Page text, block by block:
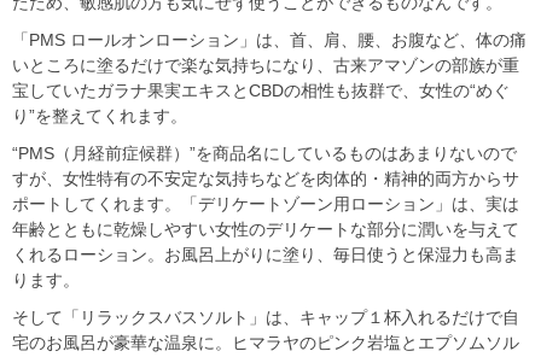
「PMS ロールオンローション」は、首、肩、腰、お腹など、体の痛
いところに塗るだけで楽な気持ちになり、古来アマゾンの部族が重
宝していたガラナ果実エキスとCBDの相性も抜群で、女性の“めぐ
り”を整えてくれます。
“PMS（月経前症候群）”を商品名にしているものはあまりないので
すが、女性特有の不安定な気持ちなどを肉体的・精神的両方からサ
ポートしてくれます。「デリケートゾーン用ローション」は、実は
年齢とともに乾燥しやすい女性のデリケートな部分に潤いを与えて
くれるローション。お風呂上がりに塗り、毎日使うと保湿力も高ま
ります。
そして「リラックスバスソルト」は、キャップ１杯入れるだけで自
宅のお風呂が豪華な温泉に。ヒマラヤのピンク岩塩とエプソムソル